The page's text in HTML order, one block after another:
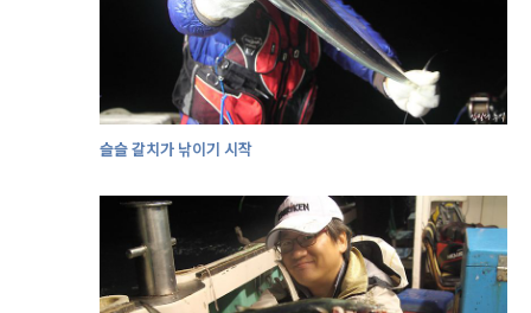
슬슬 갈치가 낚이기 시작